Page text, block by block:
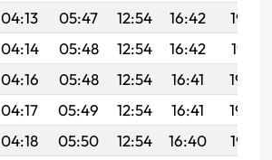
04:13 05:47 12:54 16:42
19:52
04:14 05:48 12:54 16:42
19:51
04:16 05:48 12:54 16:41
19:50
04:17 05:49 12:54 16:41
19:48
04:18 05:50 12:54 16:40
19:47